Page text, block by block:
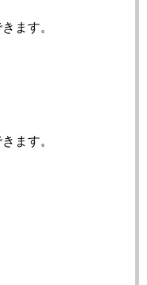
ます。
ます。